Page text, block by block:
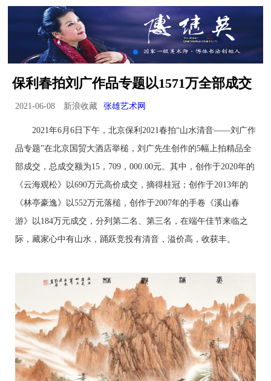
保利春拍刘广作品专题以1571万全部成交
2021-06-08 新浪收藏 张雄艺术网
2021年6月6日下午，北京保利2021春拍“山水清音——刘广作
品专题”在北京国贸大酒店举槌，刘广先生创作的5幅上拍精品全
部成交，总成交额为15，709，000.00元。其中，创作于2020年的
《云海观松》以690万元高价成交，摘得桂冠；创作于2013年的
《林亭豪逸》以552万元落槌，创作于2007年的手卷《溪山春
游》以184万元成交，分列第二名、第三名，在端午佳节来临之
际，藏家心中有山水，踊跃竞投有清音，溢价高，收获丰。